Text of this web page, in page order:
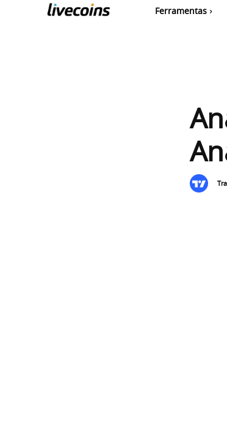
Ferramentas